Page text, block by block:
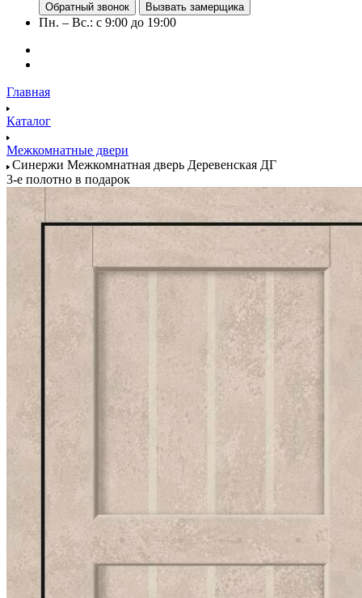
Обратный звонок Вызвать замерщика
Пн. – Вс.: с 9:00 до 19:00
Главная
Каталог
Межкомнатные двери
Синержи Межкомнатная дверь Деревенская ДГ
3-е полотно в подарок